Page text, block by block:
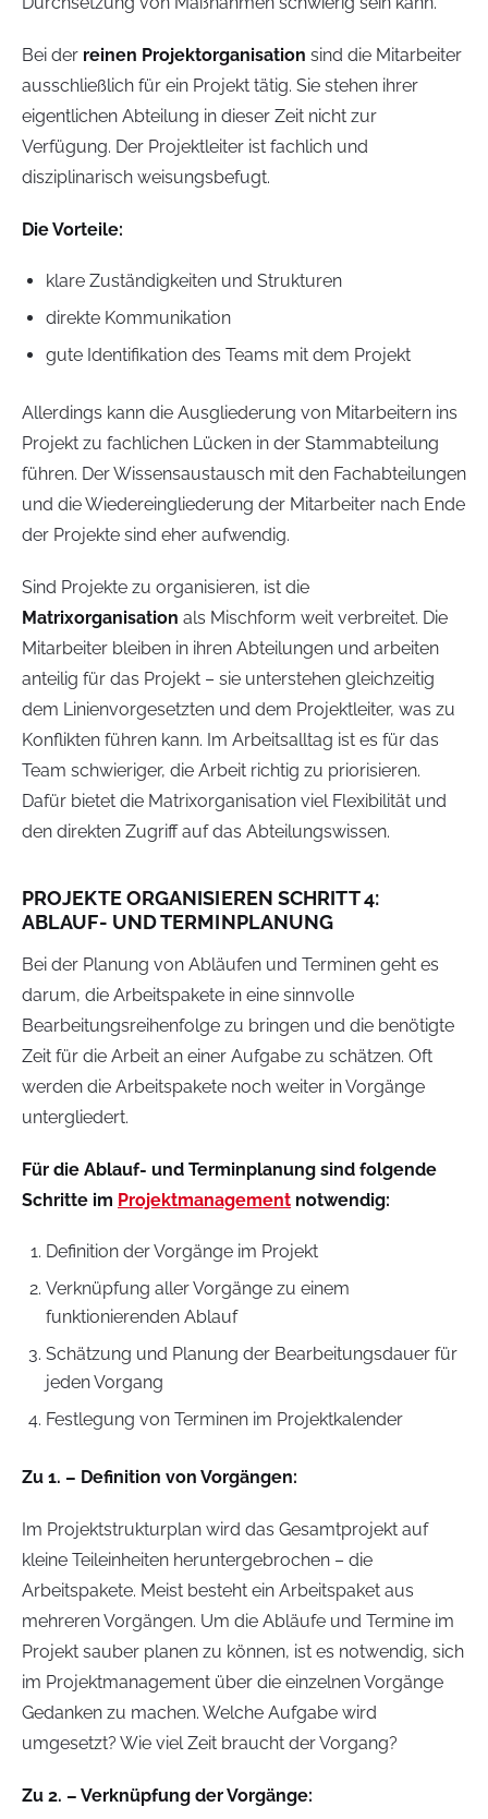
Bei der reinen Projektorganisation sind die Mitarbeiter
ausschließlich für ein Projekt tätig. Sie stehen ihrer
eigentlichen Abteilung in dieser Zeit nicht zur
Verfügung. Der Projektleiter ist fachlich und
disziplinarisch weisungsbefugt.
Die Vorteile:
klare Zuständigkeiten und Strukturen
direkte Kommunikation
gute Identifikation des Teams mit dem Projekt
Allerdings kann die Ausgliederung von Mitarbeitern ins
Projekt zu fachlichen Lücken in der Stammabteilung
führen. Der Wissensaustausch mit den Fachabteilungen
und die Wiedereingliederung der Mitarbeiter nach Ende
der Projekte sind eher aufwendig.
Sind Projekte zu organisieren, ist die
Matrixorganisation als Mischform weit verbreitet. Die
Mitarbeiter bleiben in ihren Abteilungen und arbeiten
anteilig für das Projekt – sie unterstehen gleichzeitig
dem Linienvorgesetzten und dem Projektleiter, was zu
Konflikten führen kann. Im Arbeitsalltag ist es für das
Team schwieriger, die Arbeit richtig zu priorisieren.
Dafür bietet die Matrixorganisation viel Flexibilität und
den direkten Zugriff auf das Abteilungswissen.
PROJEKTE ORGANISIEREN SCHRITT 4:
ABLAUF- UND TERMINPLANUNG
Bei der Planung von Abläufen und Terminen geht es
darum, die Arbeitspakete in eine sinnvolle
Bearbeitungsreihenfolge zu bringen und die benötigte
Zeit für die Arbeit an einer Aufgabe zu schätzen. Oft
werden die Arbeitspakete noch weiter in Vorgänge
untergliedert.
Für die Ablauf- und Terminplanung sind folgende
Schritte im Projektmanagement notwendig:
Definition der Vorgänge im Projekt
Verknüpfung aller Vorgänge zu einem
funktionierenden Ablauf
Schätzung und Planung der Bearbeitungsdauer für
jeden Vorgang
Festlegung von Terminen im Projektkalender
Zu 1. – Definition von Vorgängen:
Im Projektstrukturplan wird das Gesamtprojekt auf
kleine Teileinheiten heruntergebrochen – die
Arbeitspakete. Meist besteht ein Arbeitspaket aus
mehreren Vorgängen. Um die Abläufe und Termine im
Projekt sauber planen zu können, ist es notwendig, sich
im Projektmanagement über die einzelnen Vorgänge
Gedanken zu machen. Welche Aufgabe wird
umgesetzt? Wie viel Zeit braucht der Vorgang?
Zu 2. – Verknüpfung der Vorgänge: